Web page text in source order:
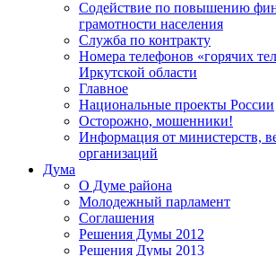
Содействие по повышению
грамотности населения
Служба по контракту
Номера телефонов «горячих
Иркутской области
Главное
Национальные проекты России
Осторожно, мошенники!
Информация от министерств,
организаций
Дума
О Думе района
Молодежный парламент
Соглашения
Решения Думы 2012
Решения Думы 2013